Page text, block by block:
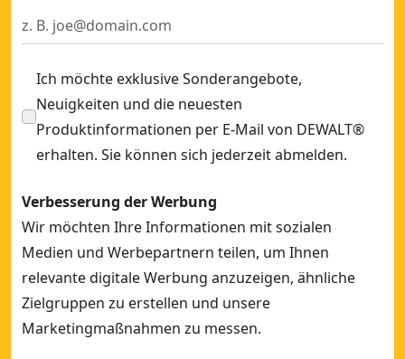
DEWALT® 18V XR® Brushless 1/2" Akku-Mittelklasse-
Ich möchte exklusive Sonderangebote,
Neuigkeiten und die neuesten
Produktinformationen per E-Mail von DEWALT®
erhalten. Sie können sich jederzeit abmelden.
Verbesserung der Werbung
Wir möchten Ihre Informationen mit sozialen
Medien und Werbepartnern teilen, um Ihnen
relevante digitale Werbung anzuzeigen, ähnliche
Zielgruppen zu erstellen und unsere
Marketingmaßnahmen zu messen.